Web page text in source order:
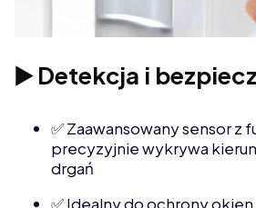
▶️ Detekcja i
✅ Zaawansowany sensor z
precyzyjnie wykrywa
drgań
✅ Idealny do ochrony